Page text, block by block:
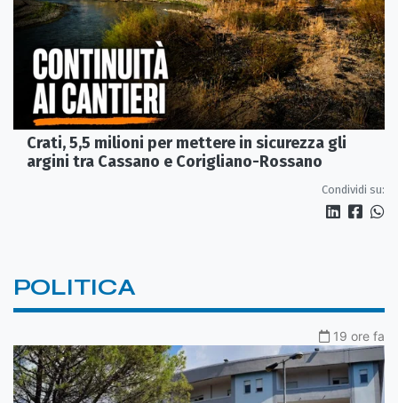
Crati, 5,5 milioni per mettere in sicurezza gli
argini tra Cassano e Corigliano-Rossano
Condividi su:
POLITICA
19 ore fa